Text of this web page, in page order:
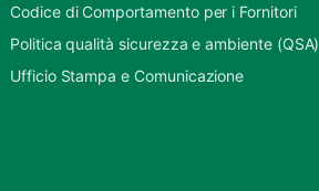
Codice di Comportamento per i Fornitori
Politica qualità sicurezza e ambiente (QSA)
Ufficio Stampa e Comunicazione